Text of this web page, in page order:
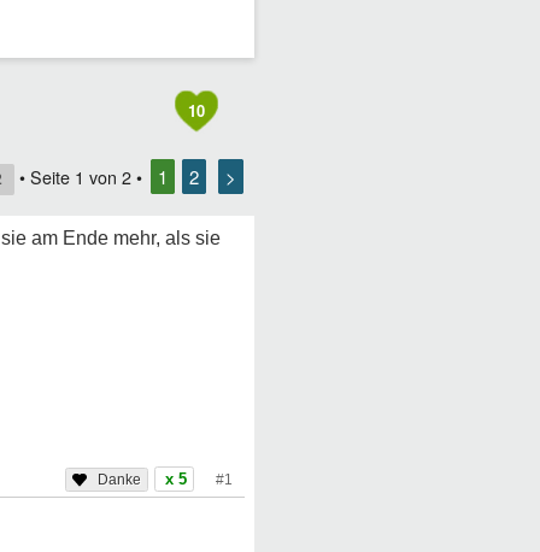
10
• Seite 1 von 2 • 1 2 >
am Ende mehr, als sie
x 5 #1